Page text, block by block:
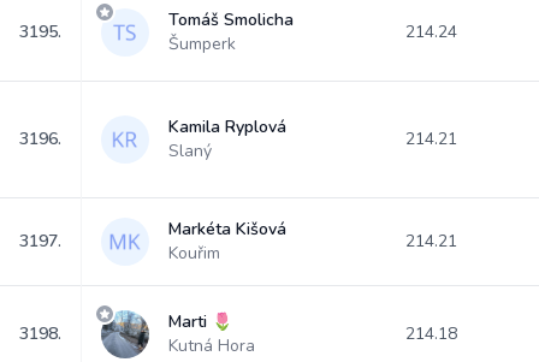
3195.
Tomáš Smolicha
Šumperk
214.24
3196.
Kamila Ryplová
Slaný
214.21
3197.
Markéta Kišová
Kouřim
214.21
3198.
Marti 🌷
Kutná Hora
214.18